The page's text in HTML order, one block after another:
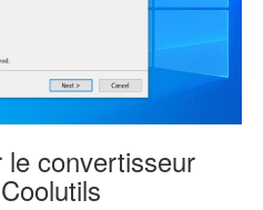
convertisseur